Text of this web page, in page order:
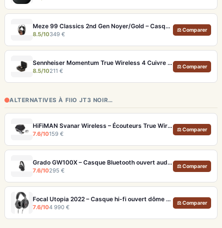
Meze 99 Classics 2nd Gen Noyer/Gold – Casque Hi-Fi bois artisanal et son balancé
8.5/10349 €
⚖ Comparer
Sennheiser Momentum True Wireless 4 Cuivre – Écouteurs audiophiles aptX Lossless et ANC adaptatif
8.5/10211 €
⚖ Comparer
ALTERNATIVES À FIIO JT3 NOIR…
HiFiMAN Svanar Wireless – Écouteurs True Wireless audiophiles avec DAC Himalaya et ANC
7.6/10159 €
⚖ Comparer
Grado GW100X – Casque Bluetooth ouvert audiophile 46h
7.6/10295 €
⚖ Comparer
Focal Utopia 2022 – Casque hi-fi ouvert dôme Béryllium pur
7.6/104 990 €
⚖ Comparer